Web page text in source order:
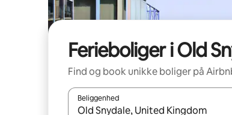
Ferieboliger i Old
Find og book unikke boliger på
Beliggenhed
Når resultaterne er tilgængelige, skal